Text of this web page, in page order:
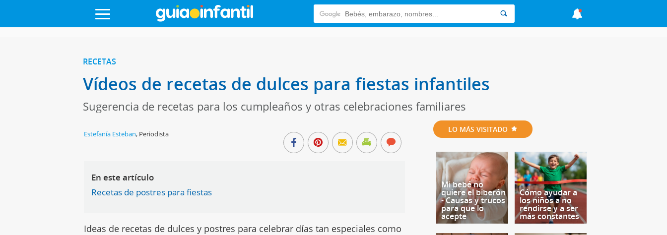
RECETAS
Vídeos de recetas de dulces para fiestas infantiles
Sugerencia de recetas para los cumpleaños y otras celebraciones familiares
Estefanía Esteban, Periodista
En este artículo
Recetas de postres para fiestas
Ideas de recetas de dulces y postres para celebrar días tan especiales como
LO MÁS VISITADO
Mi bebé no
quiere el biberón
- Causas y trucos
para que lo
acepte
Cómo ayudar a
los niños a no
rendirse y a ser
más constantes